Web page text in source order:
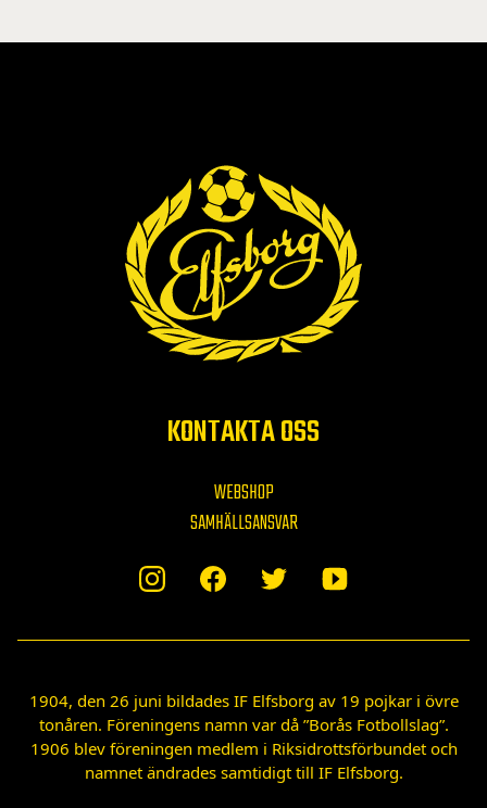
KONTAKTA OSS
WEBSHOP
SAMHÄLLSANSVAR
1904, den 26 juni bildades IF Elfsborg av 19 pojkar i övre
tonåren. Föreningens namn var då ”Borås Fotbollslag”.
1906 blev föreningen medlem i Riksidrottsförbundet och
namnet ändrades samtidigt till IF Elfsborg.